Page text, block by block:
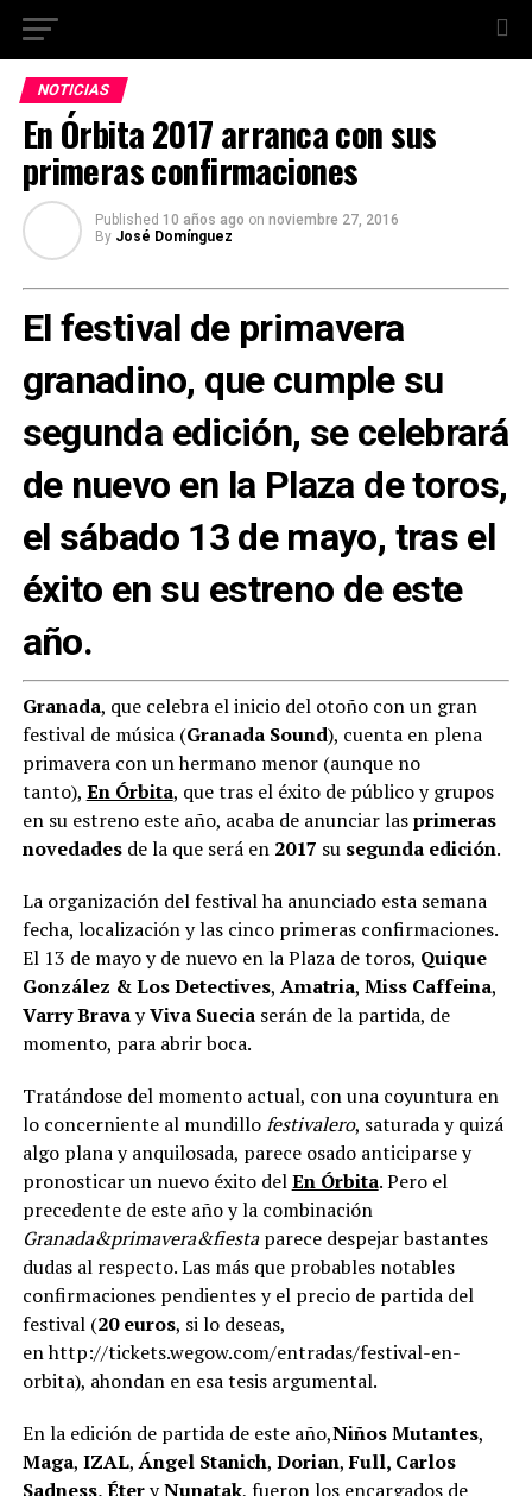
NOTICIAS
En Órbita 2017 arranca con sus
primeras confirmaciones
Published 10 años ago on noviembre 27, 2016
By José Domínguez
El festival de primavera
granadino, que cumple su
segunda edición, se celebrará
de nuevo en la Plaza de toros,
el sábado 13 de mayo, tras el
éxito en su estreno de este
año.
Granada, que celebra el inicio del otoño con un gran
festival de música (Granada Sound), cuenta en plena
primavera con un hermano menor (aunque no
tanto), En Órbita, que tras el éxito de público y grupos
en su estreno este año, acaba de anunciar lasprimeras
novedadesde la que será en 2017 susegunda edición.
La organización del festival ha anunciado esta semana
fecha, localización y las cinco primeras confirmaciones.
El 13 de mayo y de nuevo en la Plaza de toros, Quique
González & Los Detectives, Amatria, Miss Caffeina,
VarryBravayViva Sueciaserán de la partida, de
momento, para abrir boca.
Tratándose del momento actual, con una coyuntura en
lo concerniente al mundillofestivalero, saturada y quizá
algo plana y anquilosada, parece osado anticiparse y
pronosticar un nuevo éxito delEn Órbita. Pero el
precedente de este año y la combinación
Granada&primavera&fiestaparece despejar bastantes
dudas al respecto. Las más que probables notables
confirmaciones pendientes y el precio de partida del
festival (20 euros, si lo deseas,
en http://tickets.wegow.com/entradas/festival-en-
orbita), ahondan en esa tesis argumental.
En la edición de partida de este año,Niños Mutantes,
Maga, IZAL,Ángel Stanich, Dorian,Full, Carlos
Sadness, ÉteryNunatak, fueron los encargados de